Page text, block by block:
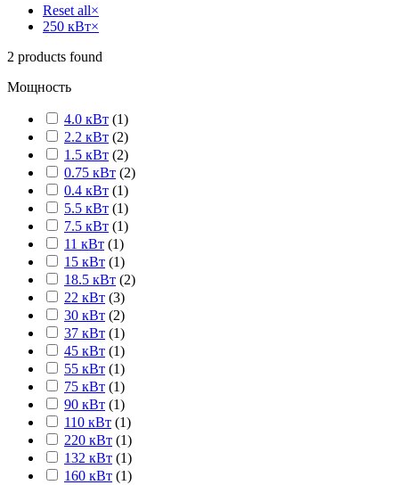
Reset all×
250 кВт×
2 products found
Мощность
4.0 кВт (1)
2.2 кВт (2)
1.5 кВт (2)
0.75 кВт (2)
0.4 кВт (1)
5.5 кВт (1)
7.5 кВт (1)
11 кВт (1)
15 кВт (1)
18.5 кВт (2)
22 кВт (3)
30 кВт (2)
37 кВт (1)
45 кВт (1)
55 кВт (1)
75 кВт (1)
90 кВт (1)
110 кВт (1)
220 кВт (1)
132 кВт (1)
160 кВт (1)